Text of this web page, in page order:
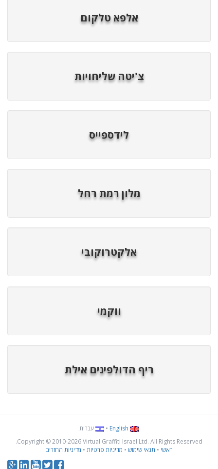
אלפא טלקום
צ'יטה שליחויות
לידספייס
מלון רמת רחל
אלקטרוקובי
ווקמי
ריף הדולפינים אילת
•
עברית
Copyright © 2010-2026 Virtual Graffiti Israel Ltd. All Rights Reserved.
ראשי • תנאי שימוש • מדיניות פרטיות • מדיניות החזרים